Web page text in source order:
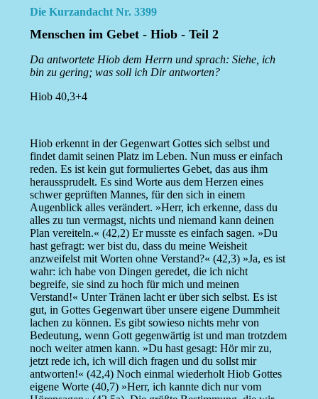
Die Kurzandacht Nr. 3399
Menschen im Gebet - Hiob - Teil 2
Da antwortete Hiob dem Herrn und sprach: Siehe, ich
bin zu gering; was soll ich Dir antworten?
Hiob 40,3+4
Hiob erkennt in der Gegenwart Gottes sich selbst und
findet damit seinen Platz im Leben. Nun muss er einfach
reden. Es ist kein gut formuliertes Gebet, das aus ihm
heraussprudelt. Es sind Worte aus dem Herzen eines
schwer geprüften Mannes, für den sich in einem
Augenblick alles verändert. »Herr, ich erkenne, dass du
alles zu tun vermagst, nichts und niemand kann deinen
Plan vereiteln.« (42,2) Er musste es einfach sagen. »Du
hast gefragt: wer bist du, dass du meine Weisheit
anzweifelst mit Worten ohne Verstand?« (42,3) »Ja, es ist
wahr: ich habe von Dingen geredet, die ich nicht
begreife, sie sind zu hoch für mich und meinen
Verstand!« Unter Tränen lacht er über sich selbst. Es ist
gut, in Gottes Gegenwart über unsere eigene Dummheit
lachen zu können. Es gibt sowieso nichts mehr von
Bedeutung, wenn Gott gegenwärtig ist und man trotzdem
noch weiter atmen kann. »Du hast gesagt: Hör mir zu,
jetzt rede ich, ich will dich fragen und du sollst mir
antworten!« (42,4) Noch einmal wiederholt Hiob Gottes
eigene Worte (40,7) »Herr, ich kannte dich nur vom